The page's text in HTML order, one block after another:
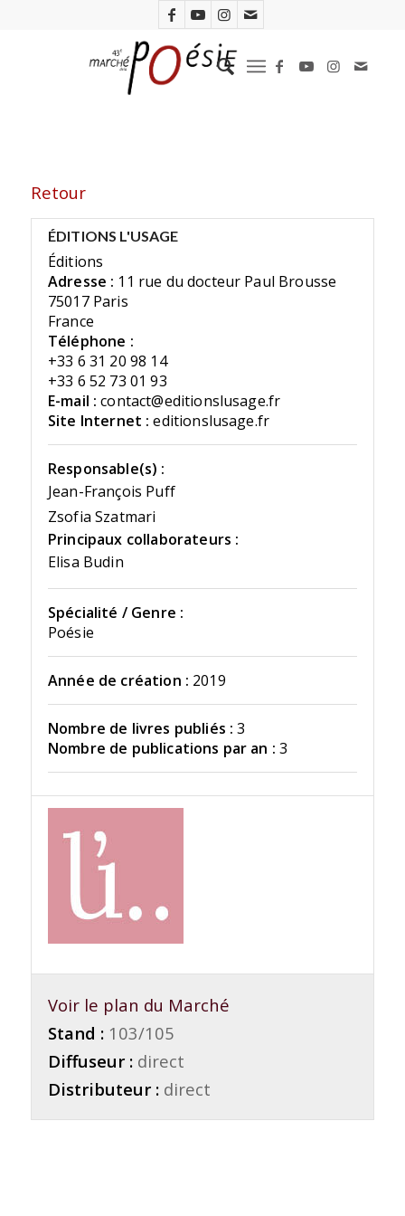
Retour
ÉDITIONS L'USAGE
Éditions
Adresse : 11 rue du docteur Paul Brousse
75017 Paris
France
Téléphone :
+33 6 31 20 98 14
+33 6 52 73 01 93
E-mail : contact@editionslusage.fr
Site Internet : editionslusage.fr
Responsable(s) :
Jean-François Puff
Zsofia Szatmari
Principaux collaborateurs :
Elisa Budin
Spécialité / Genre :
Poésie
Année de création : 2019
Nombre de livres publiés : 3
Nombre de publications par an : 3
Voir le plan du Marché
Stand : 103/105
Diffuseur : direct
Distributeur : direct